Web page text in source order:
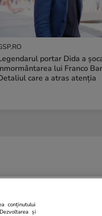
portar Dida a
lui Franco
care a atras atenția
conținutului
și